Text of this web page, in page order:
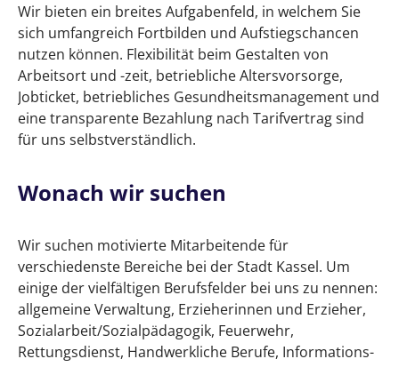
Wir bieten ein breites Aufgabenfeld, in welchem Sie
sich umfangreich Fortbilden und Aufstiegschancen
nutzen können. Flexibilität beim Gestalten von
Arbeitsort und -zeit, betriebliche Altersvorsorge,
Jobticket, betriebliches Gesundheitsmanagement und
eine transparente Bezahlung nach Tarifvertrag sind
für uns selbstverständlich.
Wonach wir suchen
Wir suchen motivierte Mitarbeitende für
verschiedenste Bereiche bei der Stadt Kassel. Um
einige der vielfältigen Berufsfelder bei uns zu nennen:
allgemeine Verwaltung, Erzieherinnen und Erzieher,
Sozialarbeit/Sozialpädagogik, Feuerwehr,
Rettungsdienst, Handwerkliche Berufe, Informations-